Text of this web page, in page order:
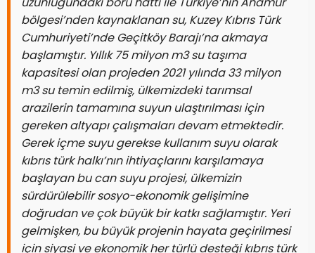
bölgesi’nden kaynaklanan su, Kuzey Kıbrıs Türk
Cumhuriyeti’nde Geçitköy Barajı’na akmaya
başlamıştır. Yıllık 75 milyon m3 su taşıma
kapasitesi olan projeden 2021 yılında 33 milyon
m3 su temin edilmiş, ülkemizdeki tarımsal
arazilerin tamamına suyun ulaştırılması için
gereken altyapı çalışmaları devam etmektedir.
Gerek içme suyu gerekse kullanım suyu olarak
kıbrıs türk halkı’nın ihtiyaçlarını karşılamaya
başlayan bu can suyu projesi, ülkemizin
sürdürülebilir sosyo-ekonomik gelişimine
doğrudan ve çok büyük bir katkı sağlamıştır. Yeri
gelmişken, bu büyük projenin hayata geçirilmesi
için siyasi ve ekonomik her türlü desteği kıbrıs türk